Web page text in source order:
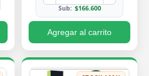
Sub: $166.600
Agregar al carrito